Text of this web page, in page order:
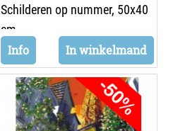
Schilderen op nummer, 50x40
cm
Info
In winkelmand